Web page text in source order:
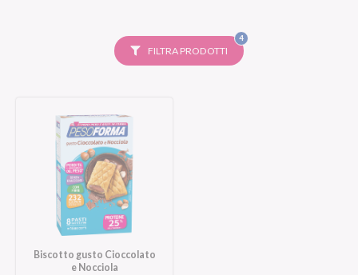
FILTRA PRODOTTI
4FILTRI
SELEZIONATI
Biscotto gusto Cioccolato
e Nocciola